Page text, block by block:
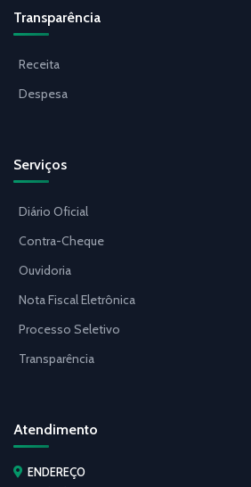
Transparência
Receita
Despesa
Serviços
Diário Oficial
Contra-Cheque
Ouvidoria
Nota Fiscal Eletrônica
Processo Seletivo
Transparência
Atendimento
ENDEREÇO